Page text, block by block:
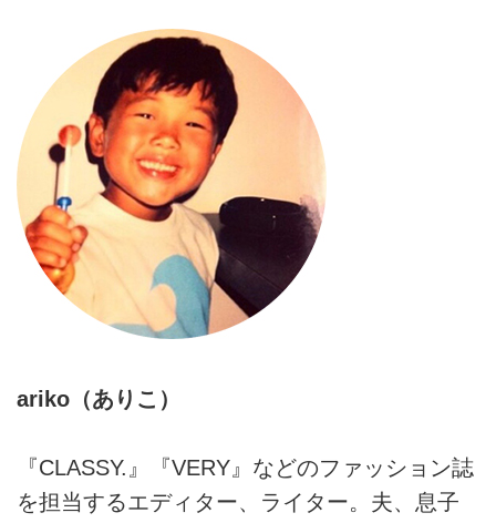
ん」のレシピをご紹介します。
（『arikoの日々、麺、ごはん』よ
り）
ぴったりのそばの新しい食べ方を
教えてもらいました。今回は組み
合わせの妙を味わえる「梅トマト
納豆そば」のレシピをご紹介しま
す。 （『arikoの日々、麺、ごは
ん』より）
るファッション・エディターさん
のarikoさん。簡単だけど凝ってみ
える。意外な食材の組み合わせで
新しい味に出合える。そんな食の
アイデア無限大のarikoさんに、忙
しい年末年始や冬休みのランチに
ぴったりのそばの新しい食べ方を
教えてもらいました。今回はお正
月のお餅がよりおいしく楽しめる
「揚げ餅の力そばのつくり方」の
レシピをご紹介します。
（『arikoの日々、麺、ごはん』よ
ariko（ありこ）
『CLASSY.』『VERY』などのファッション誌
を担当するエディター、ライター。夫、息子